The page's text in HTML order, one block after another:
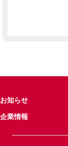
お知らせ
企業情報